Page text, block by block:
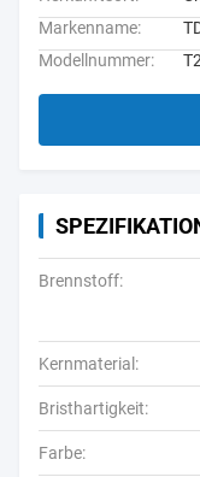
Markenname:
Modellnummer:
Brennstoff:
Kernmaterial:
Bristhartigkeit:
Farbe: